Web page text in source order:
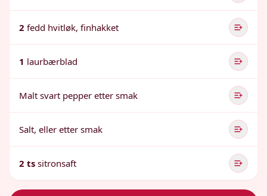
2 fedd hvitløk, finhakket
1 laurbærblad
Malt svart pepper etter smak
Salt, eller etter smak
2 ts sitronsaft